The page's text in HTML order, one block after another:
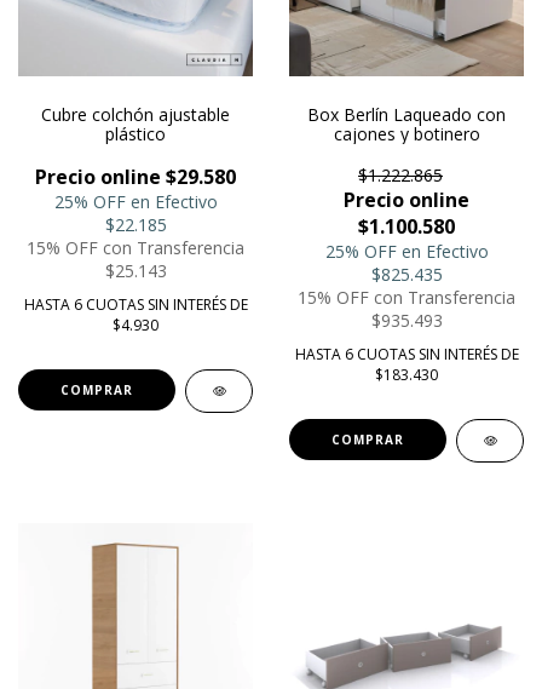
Cubre colchón ajustable
plástico
Precio online $29.580
25% OFF en Efectivo
$22.185
15% OFF con Transferencia
$25.143
HASTA 6 CUOTAS SIN INTERÉS DE
$4.930
COMPRAR
Box Berlín Laqueado con
cajones y botinero
$1.222.865
Precio online
$1.100.580
25% OFF en Efectivo
$825.435
15% OFF con Transferencia
$935.493
HASTA 6 CUOTAS SIN INTERÉS DE
$183.430
COMPRAR